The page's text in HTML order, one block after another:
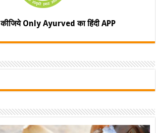
Only Ayurved का हिंदी APP